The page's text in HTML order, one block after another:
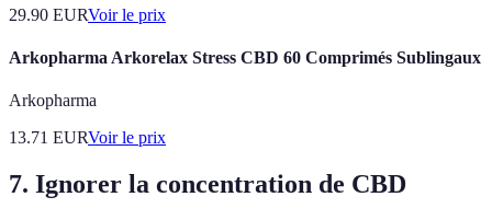
29.90 EURVoir le prix
Arkopharma Arkorelax Stress CBD 60 Comprimés Sublingaux
Arkopharma
13.71 EURVoir le prix
7. Ignorer la concentration de CBD